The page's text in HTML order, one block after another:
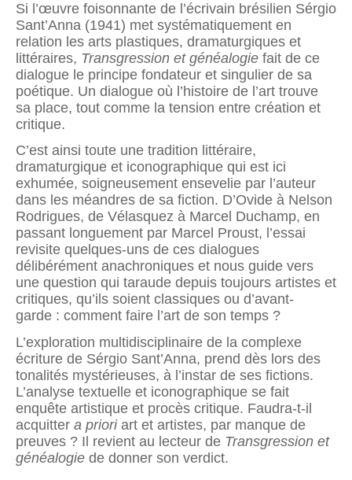
Si l’œuvre foisonnante de l’écrivain brésilien Sérgio
Sant’Anna (1941) met systématiquement en
relation les arts plastiques, dramaturgiques et
littéraires, Transgression et généalogie fait de ce
dialogue le principe fondateur et singulier de sa
poétique. Un dialogue où l’histoire de l’art trouve
sa place, tout comme la tension entre création et
critique.
C’est ainsi toute une tradition littéraire,
dramaturgique et iconographique qui est ici
exhumée, soigneusement ensevelie par l’auteur
dans les méandres de sa fiction. D’Ovide à Nelson
Rodrigues, de Vélasquez à Marcel Duchamp, en
passant longuement par Marcel Proust, l’essai
revisite quelques-uns de ces dialogues
délibérément anachroniques et nous guide vers
une question qui taraude depuis toujours artistes et
critiques, qu’ils soient classiques ou d’avant-
garde : comment faire l’art de son temps ?
L’exploration multidisciplinaire de la complexe
écriture de Sérgio Sant’Anna, prend dès lors des
tonalités mystérieuses, à l’instar de ses fictions.
L’analyse textuelle et iconographique se fait
enquête artistique et procès critique. Faudra-t-il
acquitter a prioriart et artistes, par manque de
preuves ? Il revient au lecteur de Transgression et
généalogie de donner son verdict.